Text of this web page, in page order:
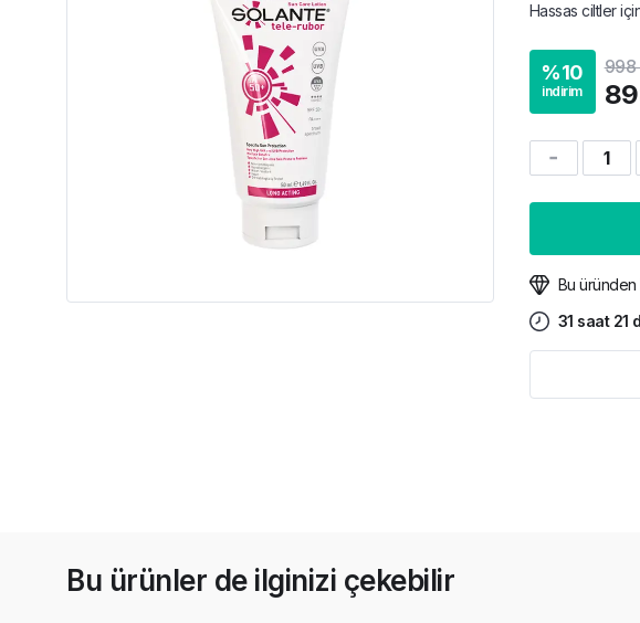
Hassas ciltler
%10
indirim
998
1
Bu üründen
31 saat 21
Bu ürünler de ilginizi çekebilir